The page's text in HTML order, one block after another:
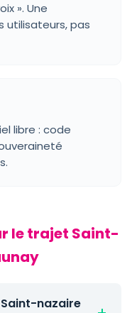
». Une
utilisateurs, pas
libre : code
le trajet Saint-
nazaire